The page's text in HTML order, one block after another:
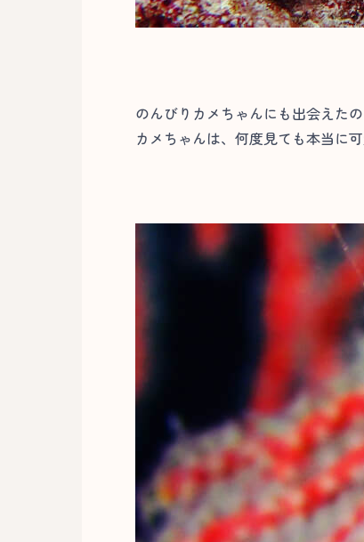
のんびりカメちゃんにも出会えた
カメちゃんは、何度見ても本当に